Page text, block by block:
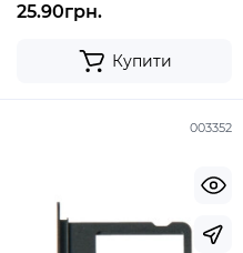
25.90грн.
Купити
003352